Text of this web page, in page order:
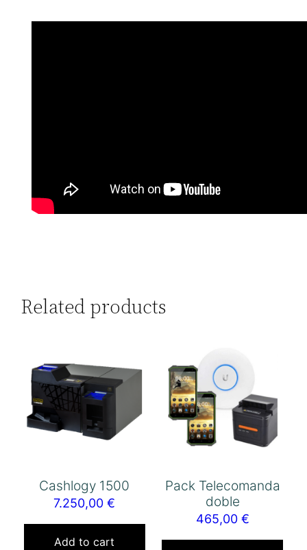
Related products
Cashlogy 1500
7.250,00€
Add to cart
Pack Telecomanda
doble
465,00 €